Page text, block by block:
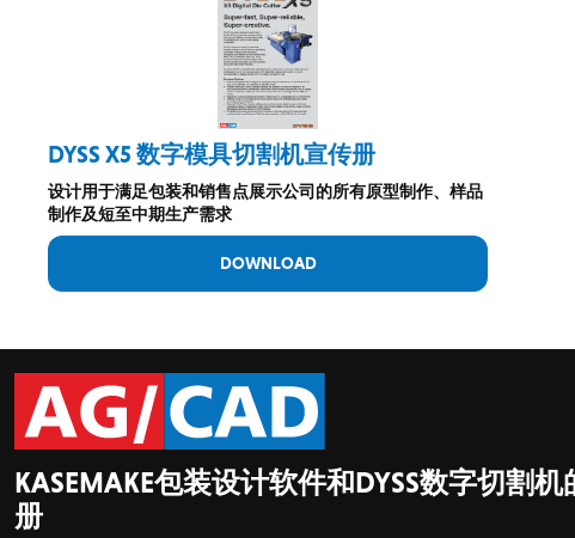
DYSS X5 数字模具切割机宣传册
设计用于满足包装和销售点展示公司的所有原型制作、样品
制作及短至中期生产需求
DOWNLOAD
KASEMAKE包装设计软件和DYSS数字切割机
册